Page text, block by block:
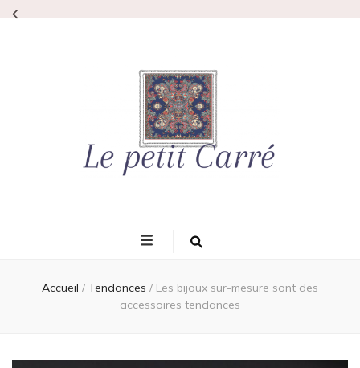
Accueil / Tendances / Les bijoux sur-mesure sont des
accessoires tendances